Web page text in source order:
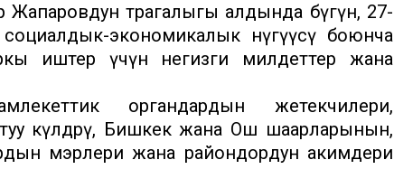
төрагалыгы алдында бүгүн, 27-
экономикалык өнүгүүсү боюнча
иштер үчүн негизги милдеттер жана
органдардын жетекчилери,
өкүлдөрү, Бишкек жана Ош шаарларынын,
мэрлери жана райондордун акимдери